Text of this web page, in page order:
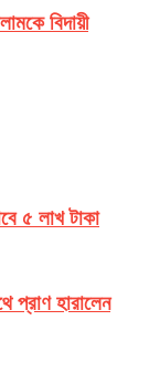
বিদায়ী
৫ লাখ টাকা
প্রাণ হারালেন